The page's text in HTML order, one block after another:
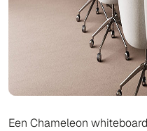
Een Chameleon